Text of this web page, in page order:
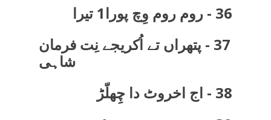
38 - اج اخروٹ دا چِھلّڑ
37 - پتھراں تے اُکریجے نِت فرمان
شاہی
36 - روم روم وِچ پورا1 تیرا